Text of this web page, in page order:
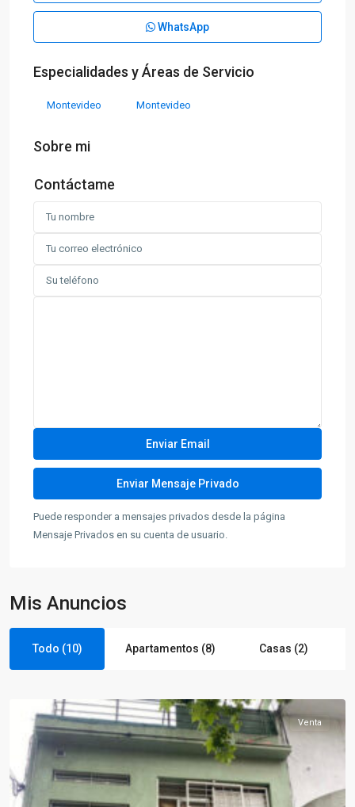
WhatsApp
Especialidades y Áreas de Servicio
Montevideo Montevideo
Sobre mi
Contáctame
Puede responder a mensajes privados desde la página
Mensaje Privados en su cuenta de usuario.
Mis Anuncios
Todo (10) Apartamentos (8) Casas (2)
Venta